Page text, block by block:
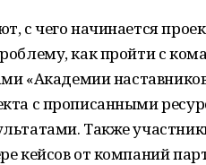
с чего начинается
как пройти с
«Академии
с прописанными
Также
кейсов от компаний